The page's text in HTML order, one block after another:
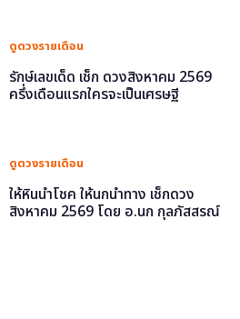
ดูดวงรายเดือน
รักษ์เลขเด็ด เช็ก ดวงสิงหาคม 2569
ครึ่งเดือนแรกใครจะเป็นเศรษฐี
ดูดวงรายเดือน
ให้หินนำโชค ให้นกนำทาง เช็กดวง
สิงหาคม 2569 โดย อ.นก กุลภัสสรณ์